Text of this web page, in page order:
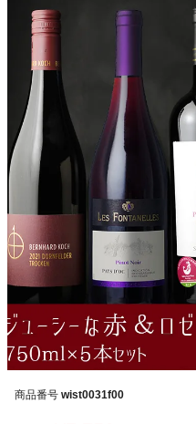
商品番号 wist0031f00